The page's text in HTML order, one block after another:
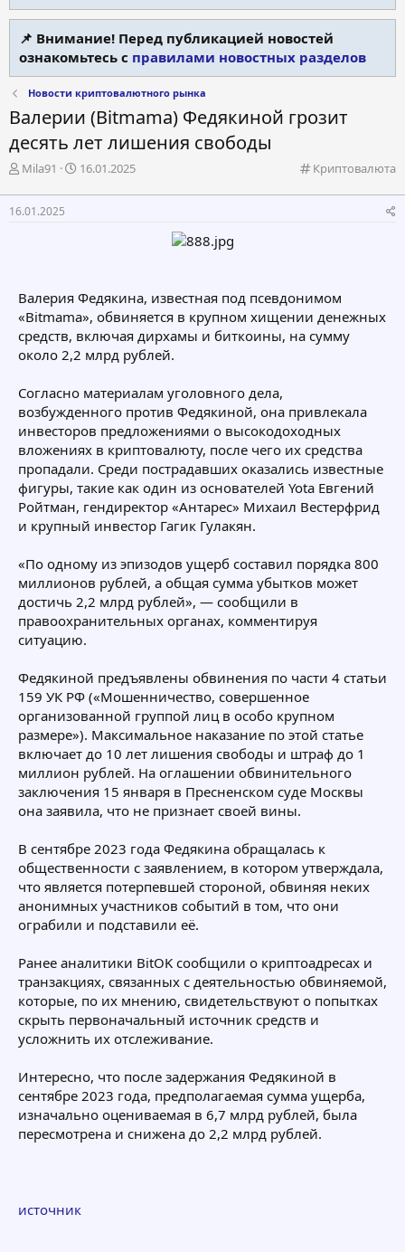
📌 Внимание! Перед публикацией новостей
ознакомьтесь с правилами новостных разделов
Новости криптовалютного рынка
Валерии (Bitmama) Федякиной грозит
десять лет лишения свободы
К
т
я
Криптовалюта
А
т
о
ы
Mila91
Д
т
л
а
16.01.2025
16.01.2025
Валерия Федякина, известная под псевдонимом
«Bitmama», обвиняется в крупном хищении денежных
средств, включая дирхамы и биткоины, на сумму
около 2,2 млрд рублей.
Согласно материалам уголовного дела,
возбужденного против Федякиной, она привлекала
инвесторов предложениями о высокодоходных
вложениях в криптовалюту, после чего их средства
пропадали. Среди пострадавших оказались известные
фигуры, такие как один из основателей Yota Евгений
Ройтман, гендиректор «Антарес» Михаил Вестерфрид
и крупный инвестор Гагик Гулакян.
«По одному из эпизодов ущерб составил порядка 800
миллионов рублей, а общая сумма убытков может
достичь 2,2 млрд рублей», — сообщили в
правоохранительных органах, комментируя
ситуацию.
Федякиной предъявлены обвинения по части 4 статьи
159 УК РФ («Мошенничество, совершенное
организованной группой лиц в особо крупном
размере»). Максимальное наказание по этой статье
включает до 10 лет лишения свободы и штраф до 1
миллион рублей. На оглашении обвинительного
заключения 15 января в Пресненском суде Москвы
она заявила, что не признает своей вины.
В сентябре 2023 года Федякина обращалась к
общественности с заявлением, в котором утверждала,
что является потерпевшей стороной, обвиняя неких
анонимных участников событий в том, что они
ограбили и подставили её.
Ранее аналитики BitOK сообщили о криптоадресах и
транзакциях, связанных с деятельностью обвиняемой,
которые, по их мнению, свидетельствуют о попытках
скрыть первоначальный источник средств и
усложнить их отслеживание.
Интересно, что после задержания Федякиной в
сентябре 2023 года, предполагаемая сумма ущерба,
изначально оцениваемая в 6,7 млрд рублей, была
пересмотрена и снижена до 2,2 млрд рублей.
источник